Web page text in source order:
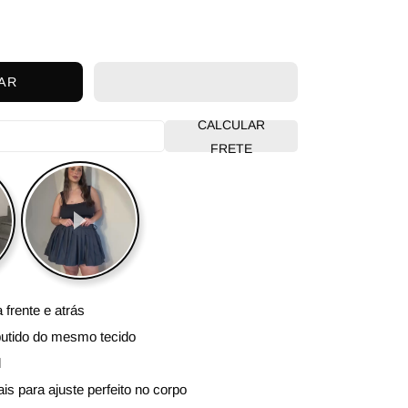
CALCULAR
FRETE
frente e atrás
do mesmo tecido
para ajuste perfeito no corpo